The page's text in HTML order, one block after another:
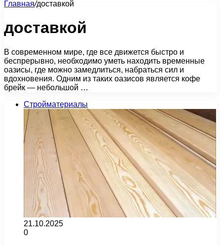
Главная/доставкой
доставкой
В современном мире, где все движется быстро и
беспрерывно, необходимо уметь находить временные
оазисы, где можно замедлиться, набраться сил и
вдохновения. Одним из таких оазисов является кофе
брейк — небольшой …
Стройматериалы
21.10.2025
0